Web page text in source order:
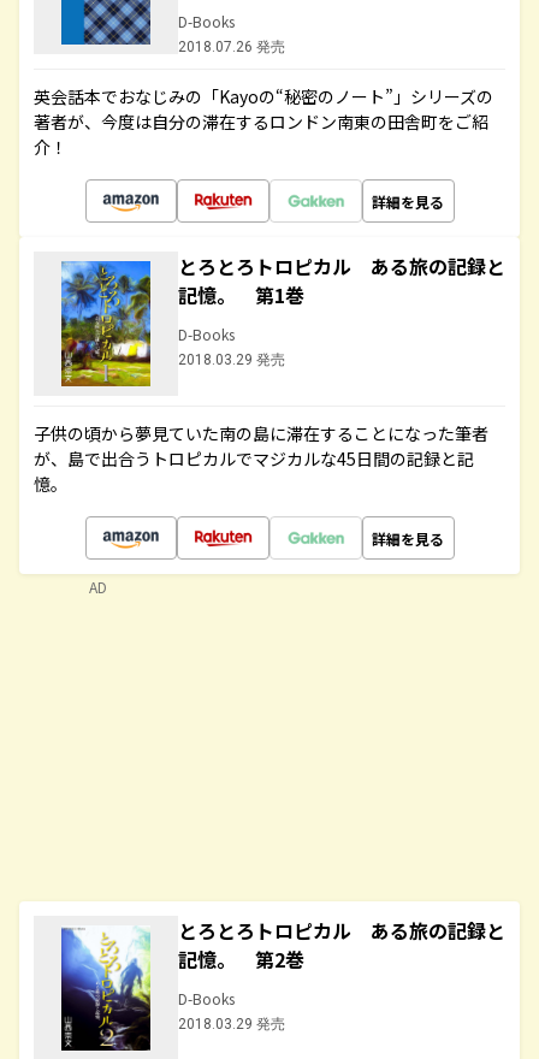
D-Books
2018.07.26 発売
英会話本でおなじみの「Kayoの“秘密のノート”」シリーズの
著者が、今度は自分の滞在するロンドン南東の田舎町をご紹
介！
詳細を見る
とろとろトロピカル ある旅の記録と
記憶。 第1巻
D-Books
2018.03.29 発売
子供の頃から夢見ていた南の島に滞在することになった筆者
が、島で出合うトロピカルでマジカルな45日間の記録と記
憶。
詳細を見る
とろとろトロピカル ある旅の記録と
記憶。 第2巻
D-Books
2018.03.29 発売
AD